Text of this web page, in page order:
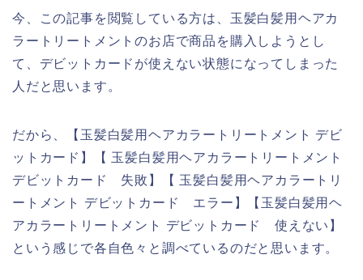
今、この記事を閲覧している方は、玉髪白髪用ヘアカ
ラートリートメントのお店で商品を購入しようとし
て、デビットカードが使えない状態になってしまった
人だと思います。
だから、【玉髪白髪用ヘアカラートリートメント デビ
ットカード】【 玉髪白髪用ヘアカラートリートメント
デビットカード 失敗】【 玉髪白髪用ヘアカラートリ
ートメント デビットカード エラー】【玉髪白髪用ヘ
アカラートリートメント デビットカード 使えない】
という感じで各自色々と調べているのだと思います。